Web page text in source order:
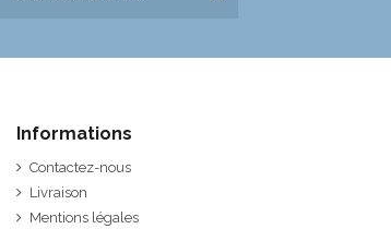
Informations
Contactez-nous
Livraison
Mentions légales